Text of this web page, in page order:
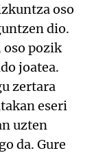
oso
dio.
oso pozik
joatea.
zertara
eseri
uzten
da. Gure